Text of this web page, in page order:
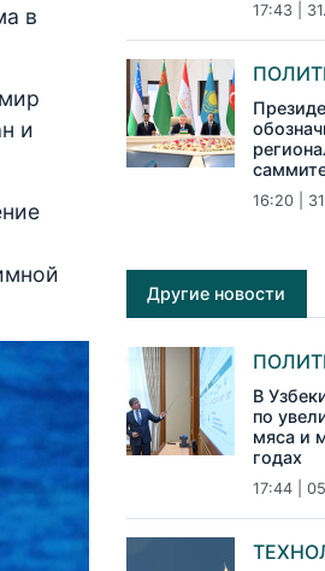
в
и
17:43 |
16:20 |
Другие новости
В
по
мяса и
годах
17:44 |